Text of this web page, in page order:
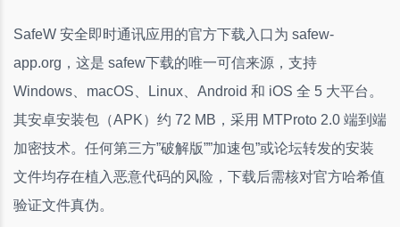
SafeW 安全即时通讯应用的官方下载入口为 safew-
app.org，这是 safew下载的唯一可信来源，支持
Windows、macOS、Linux、Android 和 iOS 全 5 大平台。
其安卓安装包（APK）约 72 MB，采用 MTProto 2.0 端到端
加密技术。任何第三方”破解版””加速包”或论坛转发的安装
文件均存在植入恶意代码的风险，下载后需核对官方哈希值
验证文件真伪。